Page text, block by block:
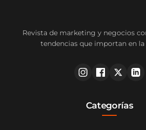
Revista de marketing y negocios
tendencias que importan en
Categorías